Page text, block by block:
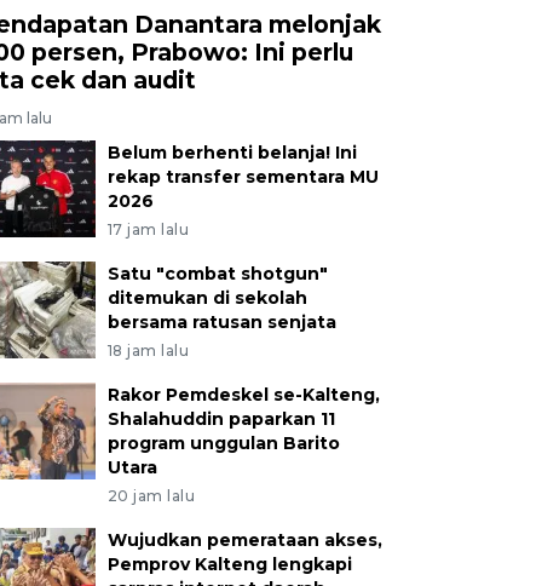
Danantara melonjak
persen, Prabowo: Ini perlu
cek dan audit
lalu
Belum berhenti belanja! Ini
rekap transfer sementara MU
2026
17 jam lalu
Satu "combat shotgun"
ditemukan di sekolah
bersama ratusan senjata
18 jam lalu
Rakor Pemdeskel se-Kalteng,
Shalahuddin paparkan 11
program unggulan Barito
Utara
20 jam lalu
Wujudkan pemerataan akses,
Pemprov Kalteng lengkapi